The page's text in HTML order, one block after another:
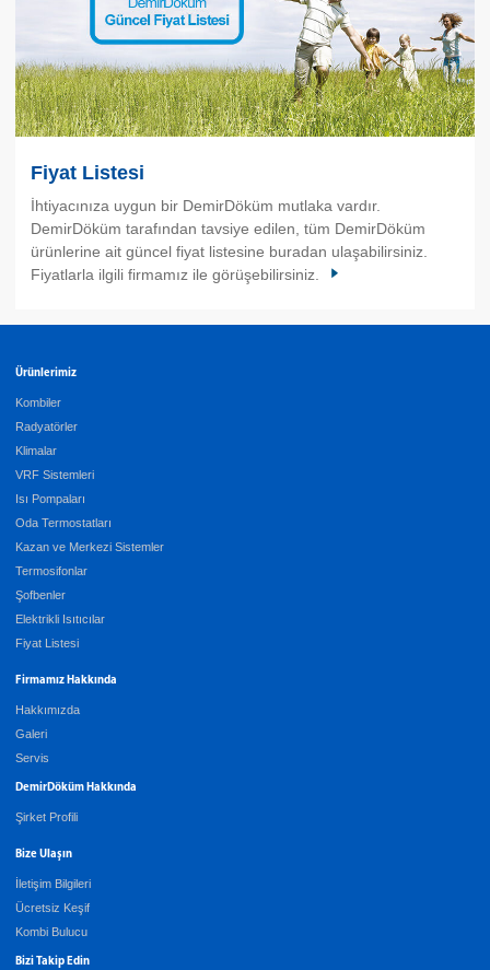
Fiyat Listesi
İhtiyacınıza uygun bir DemirDöküm mutlaka vardır.
DemirDöküm tarafından tavsiye edilen, tüm DemirDöküm
ürünlerine ait güncel fiyat listesine buradan ulaşabilirsiniz.
Fiyatlarla ilgili firmamız ile görüşebilirsiniz.
Ürünlerimiz
Kombiler
Radyatörler
Klimalar
VRF Sistemleri
Isı Pompaları
Oda Termostatları
Kazan ve Merkezi Sistemler
Termosifonlar
Şofbenler
Elektrikli Isıtıcılar
Fiyat Listesi
Firmamız Hakkında
Hakkımızda
Galeri
Servis
DemirDöküm Hakkında
Şirket Profili
Bize Ulaşın
İletişim Bilgileri
Ücretsiz Keşif
Kombi Bulucu
Bizi Takip Edin